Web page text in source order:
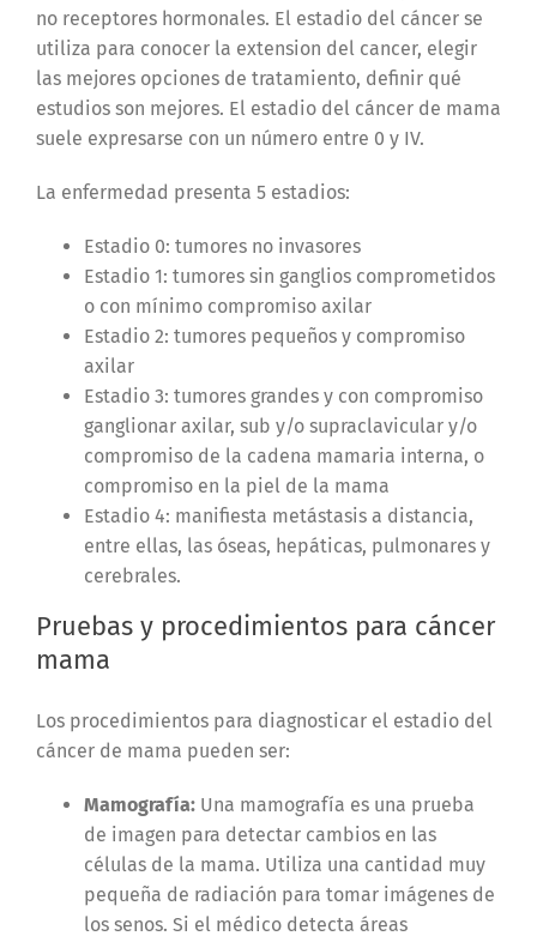
no receptores hormonales. El estadio del cáncer se
utiliza para conocer la extension del cancer, elegir
las mejores opciones de tratamiento, definir qué
estudios son mejores. El estadio del cáncer de mama
suele expresarse con un número entre 0 y IV.
La enfermedad presenta 5 estadios:
Estadio 0: tumores no invasores
Estadio 1: tumores sin ganglios comprometidos
o con mínimo compromiso axilar
Estadio 2: tumores pequeños y compromiso
axilar
Estadio 3: tumores grandes y con compromiso
ganglionar axilar, sub y/o supraclavicular y/o
compromiso de la cadena mamaria interna, o
compromiso en la piel de la mama
Estadio 4: manifiesta metástasis a distancia,
entre ellas, las óseas, hepáticas, pulmonares y
cerebrales.
Pruebas y procedimientos para cáncer
mama
Los procedimientos para diagnosticar el estadio del
cáncer de mama pueden ser:
Mamografía: Una mamografía es una prueba
de imagen para detectar cambios en las
células de la mama. Utiliza una cantidad muy
pequeña de radiación para tomar imágenes de
los senos. Si el médico detecta áreas